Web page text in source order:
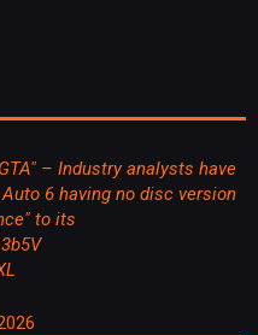
– Industry analysts have
6 having no disc version
to its